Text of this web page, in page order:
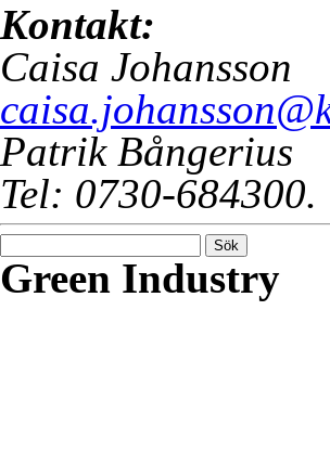
Kontakt:
Caisa Johansson
Patrik Bångerius
Tel: 0730-684300.
Sök
efter:
Green Industry